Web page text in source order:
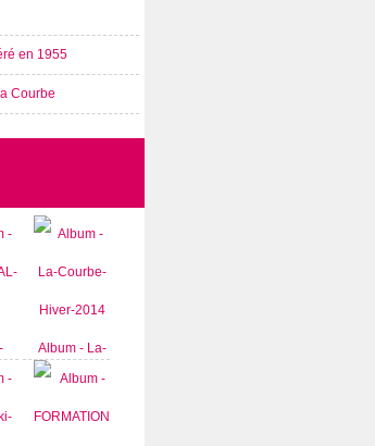
en 1955
Courbe
Album - La-
Courbe-
Hiver-2014